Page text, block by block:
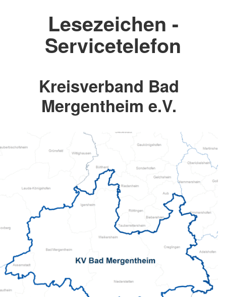
Lesezeichen -
Servicetelefon
Kreisverband Bad
Mergentheim e.V.